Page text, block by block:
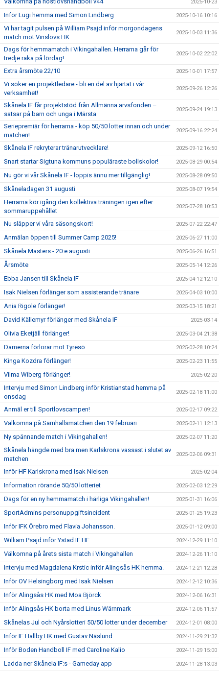
2025-10-23
Inför Lugi hemma med Simon Lindberg 2025-10-16 10:16
Vi har tagit pulsen på William Psajd inför morgondagens
match mot Vinslövs HK
2025-10-03 11:36
Dags för hemmamatch i Vikingahallen. Herrarna går för
tredje raka på lördag!
2025-10-02 22:02
Extra årsmöte 22/10 2025-10-01 17:57
Vi söker en projektledare - bli en del av hjärtat i vår
verksamhet!
2025-09-26 12:26
Skånela IF får projektstöd från Allmänna arvsfonden –
satsar på barn och unga i Märsta
2025-09-24 19:13
Seriepremiär för herrarna - köp 50/50 lotter innan och under
matchen!
2025-09-16 22:24
Skånela IF rekryterar tränarutvecklare! 2025-09-12 16:50
Snart startar Sigtuna kommuns populäraste bollskolor! 2025-08-29 00:54
Nu gör vi vår Skånela IF - loppis ännu mer tillgänglig! 2025-08-28 09:50
Skåneladagen 31 augusti 2025-08-07 19:54
Herrarna kör igång den kollektiva träningen igen efter
sommaruppehållet
2025-07-28 10:53
Nu släpper vi våra säsongskort! 2025-07-22 22:47
Anmälan öppen till Summer Camp 2025! 2025-06-27 11:00
Skånela Masters - 20:e augusti 2025-06-26 16:51
Årsmöte 2025-05-14 12:26
Ebba Jansen till Skånela IF 2025-04-12 12:10
Isak Nielsen förlänger som assisterande tränare 2025-04-03 10:00
Ania Rigole förlänger! 2025-03-15 18:21
David Källemyr förlänger med Skånela IF 2025-03-14
Olivia Eketjäll förlänger! 2025-03-04 21:38
Damerna förlorar mot Tyresö 2025-02-28 10:24
Kinga Kozdra förlänger! 2025-02-23 11:55
Vilma Wiberg förlänger! 2025-02-20
Intervju med Simon Lindberg inför Kristianstad hemma på
onsdag
2025-02-18 11:00
Anmäl er till Sportlovscampen! 2025-02-17 09:22
Välkomna på Samhällsmatchen den 19 februari 2025-02-11 12:13
Ny spännande match i Vikingahallen! 2025-02-07 11:20
Skånela hängde med bra men Karlskrona vassast i slutet av
matchen
2025-02-06 09:31
Inför HF Karlskrona med Isak Nielsen 2025-02-04
Information rörande 50/50 lotteriet 2025-02-03 12:29
Dags för en ny hemmamatch i härliga Vikingahallen! 2025-01-31 16:06
SportAdmins personuppgiftsincident 2025-01-25 19:23
Inför IFK Örebro med Flavia Johansson. 2025-01-12 09:00
William Psajd inför Ystad IF HF 2024-12-29 11:10
Välkomna på årets sista match i Vikingahallen 2024-12-26 11:10
Intervju med Magdalena Krstic inför Alingsås HK hemma. 2024-12-21 12:28
Inför OV Helsingborg med Isak Nielsen 2024-12-12 10:36
Inför Alingsås HK med Moa Björck 2024-12-06 16:31
Inför Alingsås HK borta med Linus Wärnmark 2024-12-06 11:57
Skånelas Jul och Nyårslotteri 50/50 lotter under december 2024-12-01 08:00
Inför IF Hallby HK med Gustav Näslund 2024-11-29 21:32
Inför Boden Handboll IF med Caroline Kalio 2024-11-29 15:00
Ladda ner Skånela IF:s - Gameday app 2024-11-28 13:03